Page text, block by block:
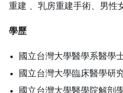
重建 、乳房重建手術、男性
學歷
國立台灣大學醫學系醫學
國立台灣大學臨床醫學研
國立台灣大學醫學院解剖